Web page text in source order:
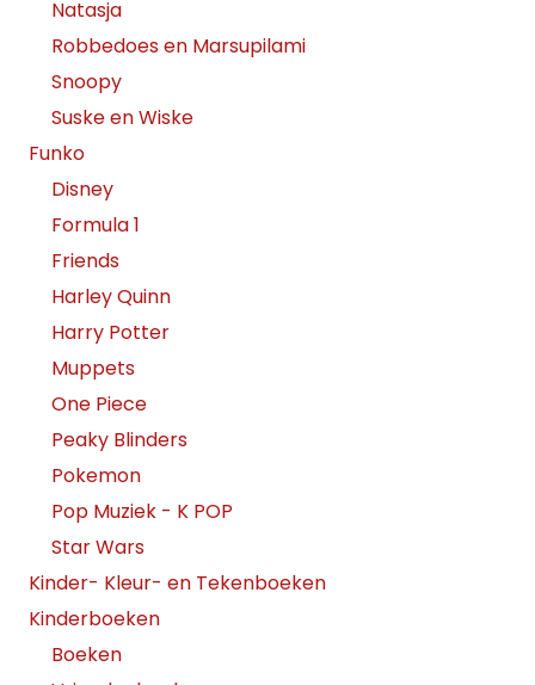
Natasja
Robbedoes en Marsupilami
Snoopy
Suske en Wiske
Funko
Disney
Formula 1
Friends
Harley Quinn
Harry Potter
Muppets
One Piece
Peaky Blinders
Pokemon
Pop Muziek - K POP
Star Wars
Kinder- Kleur- en Tekenboeken
Kinderboeken
Boeken